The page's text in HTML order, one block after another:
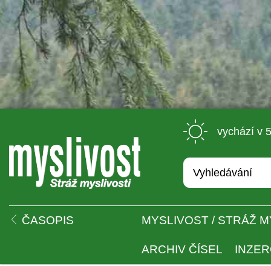
vychází v
ČASOPIS MYSLIVOST / STRÁŽ
ARCHIV ČÍSEL